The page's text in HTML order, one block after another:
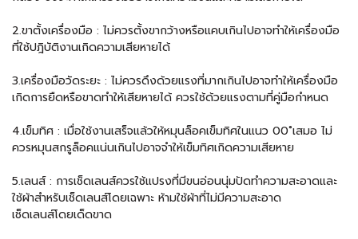
2.ขาตั้งเครื่องมือ : ไม่ควรตั้งขากว้างหรือแคบเกินไปอาจทำให้เครื่องมือ
ที่ใช้ปฎิบัติงานเกิดความเสียหายได้
3.เครื่องมือวัดระยะ : ไม่ควรดึงด้วยแรงที่มากเกินไปอาจทำให้เครื่องมือ
เกิดการยืดหรือขาดทำให้เสียหายได้ ควรใช้ด้วยแรงตามที่คู่มือกำหนด
4.เข็มทิศ : เมื่อใช้งานเสร็จแล้วให้หมุนล็อคเข็มทิศในแนว 00˚เสมอ ไม่
ควรหมุนสกรูล็อคแน่นเกินไปอาจจำให้เข็มทิศเกิดความเสียหาย
5.เลนส์ : การเช็ดเลนส์ควรใช้แปรงที่มีขนอ่อนนุ่มปัดทำความสะอาดและ
ใช้ผ้าสำหรับเช็ดเลนส์โดยเฉพาะ ห้ามใช้ผ้าที่ไม่มีความสะอาด
เช็ดเลนส์โดยเด็ดขาด